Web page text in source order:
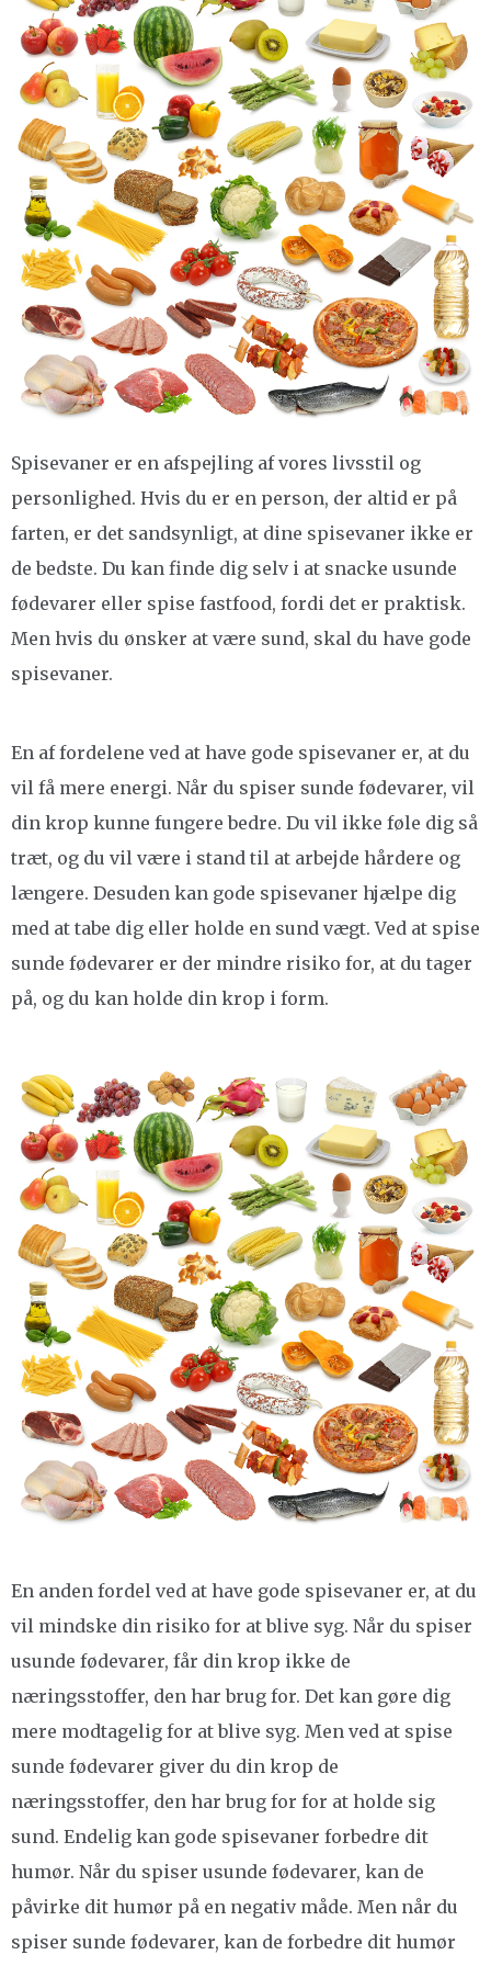
Spisevaner er en afspejling af vores livsstil og
personlighed. Hvis du er en person, der altid er på
farten, er det sandsynligt, at dine spisevaner ikke er
de bedste. Du kan finde dig selv i at snacke usunde
fødevarer eller spise fastfood, fordi det er praktisk.
Men hvis du ønsker at være sund, skal du have gode
spisevaner.
En af fordelene ved at have gode spisevaner er, at du
vil få mere energi. Når du spiser sunde fødevarer, vil
din krop kunne fungere bedre. Du vil ikke føle dig så
træt, og du vil være i stand til at arbejde hårdere og
længere. Desuden kan gode spisevaner hjælpe dig
med at tabe dig eller holde en sund vægt. Ved at spise
sunde fødevarer er der mindre risiko for, at du tager
på, og du kan holde din krop i form.
En anden fordel ved at have gode spisevaner er, at du
vil mindske din risiko for at blive syg. Når du spiser
usunde fødevarer, får din krop ikke de
næringsstoffer, den har brug for. Det kan gøre dig
mere modtagelig for at blive syg. Men ved at spise
sunde fødevarer giver du din krop de
næringsstoffer, den har brug for for at holde sig
sund. Endelig kan gode spisevaner forbedre dit
humør. Når du spiser usunde fødevarer, kan de
påvirke dit humør på en negativ måde. Men når du
spiser sunde fødevarer, kan de forbedre dit humør